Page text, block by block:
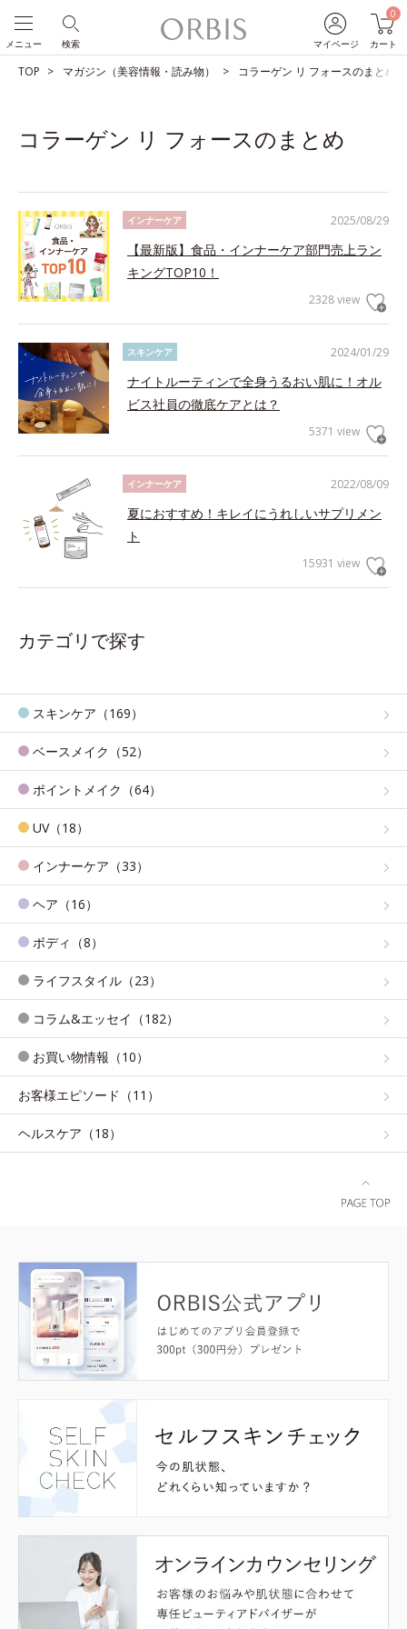
マイページ
0
カート
検索
メニュー
TOP マガジン（美容情報・読み物） コラーゲン リ フォースのまとめ
コラーゲン リ フォースのまとめ
2025/08/29
インナーケア
【最新版】食品・インナーケア部門売上ラン
キングTOP10！
2328 view
2024/01/29
スキンケア
ナイトルーティンで全身うるおい肌に！オル
ビス社員の徹底ケアとは？
5371 view
2022/08/09
インナーケア
夏におすすめ！キレイにうれしいサプリメン
ト
15931 view
カテゴリで探す
スキンケア（169）
ベースメイク（52）
ポイントメイク（64）
UV（18）
インナーケア（33）
ヘア（16）
ボディ（8）
ライフスタイル（23）
コラム&エッセイ（182）
お買い物情報（10）
お客様エピソード（11）
ヘルスケア（18）